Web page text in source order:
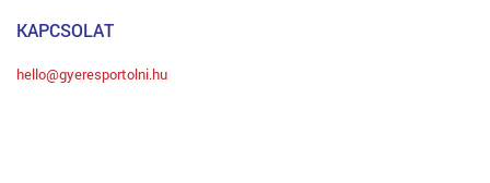
KAPCSOLAT
hello@gyeresportolni.hu